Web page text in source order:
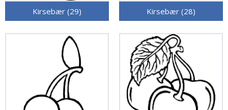
Kirsebær (29) Kirsebær (28)